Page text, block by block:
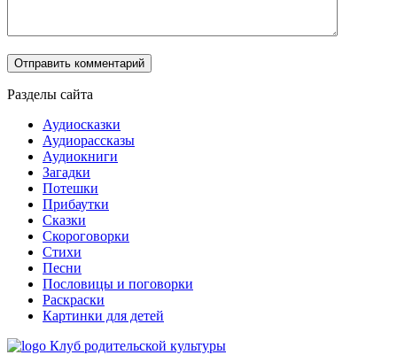
Разделы сайта
Аудиосказки
Аудиорассказы
Аудиокниги
Загадки
Потешки
Прибаутки
Сказки
Скороговорки
Стихи
Песни
Пословицы и поговорки
Раскраски
Картинки для детей
Клуб родительской культуры